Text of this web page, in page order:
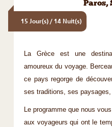
Paros,
15 Jour(s) / 14 Nuit(s)
La Grèce est une
amoureux du voyage.
ce pays regorge de
ses traditions, ses
Le programme que nous
aux voyageurs qui ont le